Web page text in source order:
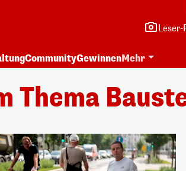
CommunityGewinnenMehr
Thema